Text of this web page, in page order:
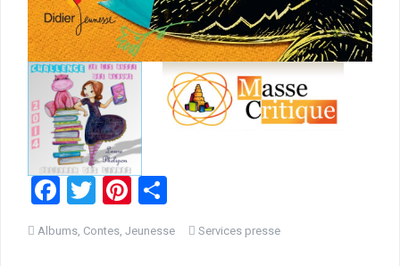
F
ce
T
wi
Pi
ar
Albums, Contes, Jeunesse Services presse